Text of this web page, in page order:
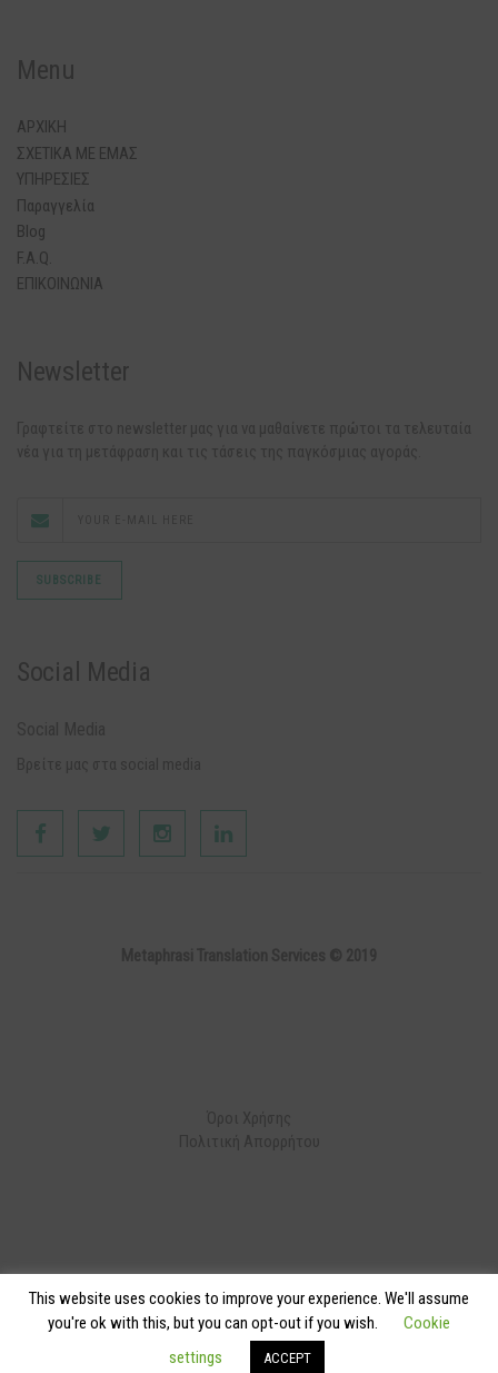
Menu
ΑΡΧΙΚΗ
ΣΧΕΤΙΚΑ ΜΕ ΕΜΑΣ
ΥΠΗΡΕΣΙΕΣ
Παραγγελία
Blog
F.A.Q.
ΕΠΙΚΟΙΝΩΝΙΑ
Newsletter
Social Media
Developed byCodnext Software
This website uses cookies to improve your experience. We'll assume
you're ok with this, but you can opt-out if you wish.
Cookie
settings
ACCEPT